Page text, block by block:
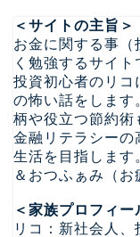
＜サイトの主旨＞
お金に関する事（
く勉強するサイト
投資初心者のリコ
の怖い話をします
柄や役立つ節約術
金融リテラシーの
生活を目指します
＆おつふぁみ（お
＜家族プロフィー
リコ：新社会人、